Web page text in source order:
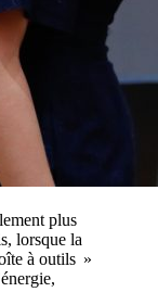
plus
lorsque la
à outils »